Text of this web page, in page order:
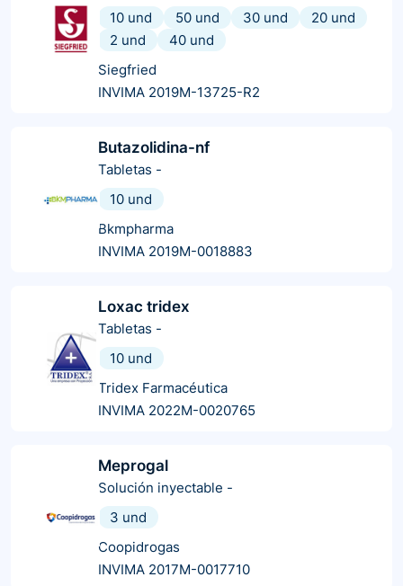
10 und
50 und 30 und
20 und
2 und
40 und
Siegfried
INVIMA 2019M-13725-R2
Butazolidina-nf
Tabletas -
10 und
Bkmpharma
INVIMA 2019M-0018883
Loxac tridex
Tabletas -
10 und
Tridex Farmacéutica
INVIMA 2022M-0020765
Meprogal
Solución inyectable -
3 und
Coopidrogas
INVIMA 2017M-0017710